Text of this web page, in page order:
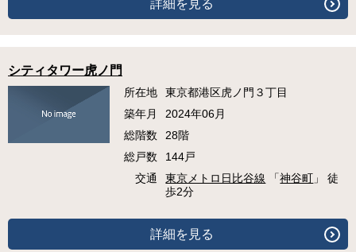
詳細を見る
シティタワー虎ノ門
所在地
東京都港区虎ノ門３丁目
築年月
2024年06月
総階数
28階
総戸数
144戸
交通
東京メトロ日比谷線 「神谷町 」 徒
歩2分
詳細を見る